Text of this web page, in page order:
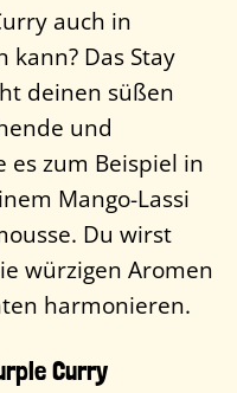
auch in
kann? Das Stay
deinen süßen
und
es zum Beispiel in
Mango-Lassi
Du wirst
würzigen Aromen
harmonieren.
Curry